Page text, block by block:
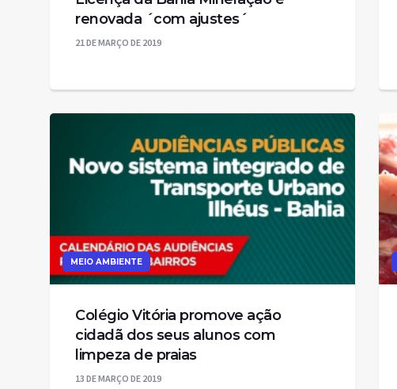
renovada ´com ajustes´
21 DE MARÇO DE 2019
MEIO AMBIENTE
Colégio Vitória promove ação
cidadã dos seus alunos com
limpeza de praias
13 DE MARÇO DE 2019